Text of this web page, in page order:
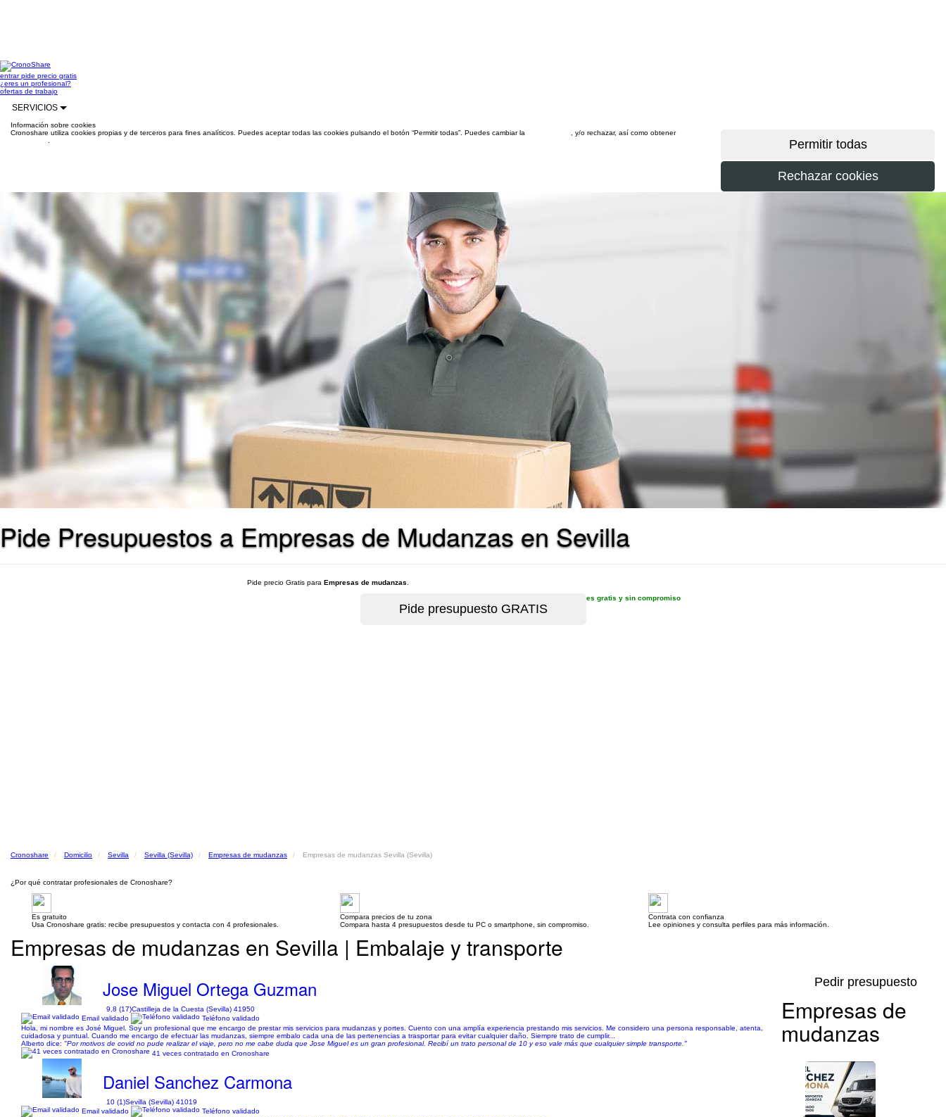
entrarpide precio gratis
¿eres un profesional?
ofertas de trabajo
SERVICIOS
Información sobre cookies
Cronoshare utiliza cookies propias y de terceros para fines analíticos. Puedes aceptar todas las cookies pulsando el botón “Permitir todas”. Puedes cambiar la
, y/o rechazar, así como obtener
Pide Presupuestos a Empresas de Mudanzas en Sevilla
Pide precio Gratis para Empresas de mudanzas
es gratis y sin compromiso
Cronoshare Domicilio Sevilla Sevilla (Sevilla) Empresas de mudanzas Empresas de mudanzas Sevilla (Sevilla)
¿Por qué contratar profesionales de Cronoshare?
Es gratuito
Usa Cronoshare gratis: recibe presupuestos y contacta con 4 profesionales.
Compara precios de tu zona
Compara hasta 4 presupuestos desde tu PC o smartphone, sin compromiso.
Contrata con confianza
Lee opiniones y consulta perfiles para más información.
Empresas de mudanzas en Sevilla | Embalaje y transporte
Jose Miguel Ortega Guzman
9,8 (17)Castilleja de la Cuesta (Sevilla) 41950
Email validado
Teléfono validado
Hola, mi nombre es José Miguel. Soy un profesional que me encargo de prestar mis servicios para mudanzas y portes. Cuento con una amplía experiencia prestando mis servicios. Me considero una persona responsable, atenta,
cuidadosa y puntual. Cuando me encargo de efectuar las mudanzas, siempre embalo cada una de las pertenencias a trasportar para evitar cualquier daño. Siempre trato de cumplir...
Alberto dice: "Por motivos de covid no pude realizar el viaje, pero no me cabe duda que Jose Miguel es un gran profesional. Recibí un trato personal de 10 y eso vale más que cualquier simple transporte."
41 veces contratado en Cronoshare
Pedir presupuesto
Daniel Sanchez Carmona
10 (1)Sevilla (Sevilla) 41019
Email validado
Teléfono validado
Empresas de
mudanzas